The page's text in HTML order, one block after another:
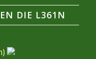
DIE L361N